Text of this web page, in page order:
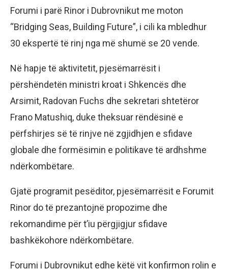
Forumi i parë Rinor i Dubrovnikut me moton
“Bridging Seas, Building Future”, i cili ka mbledhur
30 ekspertë të rinj nga më shumë se 20 vende.
Në hapje të aktivitetit, pjesëmarrësit i
përshëndetën ministri kroat i Shkencës dhe
Arsimit, Radovan Fuchs dhe sekretari shtetëror
Frano Matushiq, duke theksuar rëndësinë e
përfshirjes së të rinjve në zgjidhjen e sfidave
globale dhe formësimin e politikave të ardhshme
ndërkombëtare.
Gjatë programit pesëditor, pjesëmarrësit e Forumit
Rinor do të prezantojnë propozime dhe
rekomandime për t’iu përgjigjur sfidave
bashkëkohore ndërkombëtare.
Forumi i Dubrovnikut edhe këtë vit konfirmon rolin e